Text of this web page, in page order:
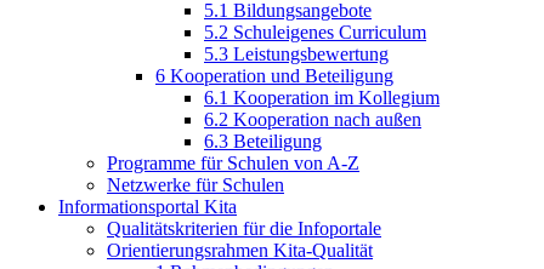
5.1 Bildungsange­bote
5.2 Schuleigenes Curriculum
5.3 Leistungsbe­wertung
6 Kooperation und Beteiligung
6.1 Kooperation im Kollegium
6.2 Kooperation nach außen
6.3 Beteiligung
Programme für Schulen von A-Z
Netzwerke für Schulen
Informations­portal Kita
Qualitäts­kriterien für die Infoportale
Orientierungs­rahmen Kita-Qualität